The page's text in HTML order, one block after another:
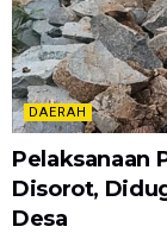
DAERAH
Pelaksanaan
Disorot,
Desa